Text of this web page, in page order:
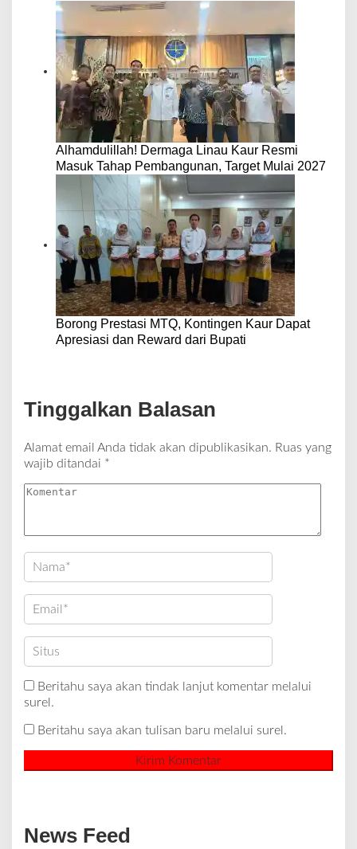
Alhamdulillah! Dermaga Linau Kaur Resmi
Masuk Tahap Pembangunan, Target Mulai 2027
Borong Prestasi MTQ, Kontingen Kaur Dapat
Apresiasi dan Reward dari Bupati
Tinggalkan Balasan
Alamat email Anda tidak akan dipublikasikan. Ruas yang
wajib ditandai *
Beritahu saya akan tindak lanjut komentar melalui
surel.
Beritahu saya akan tulisan baru melalui surel.
News Feed